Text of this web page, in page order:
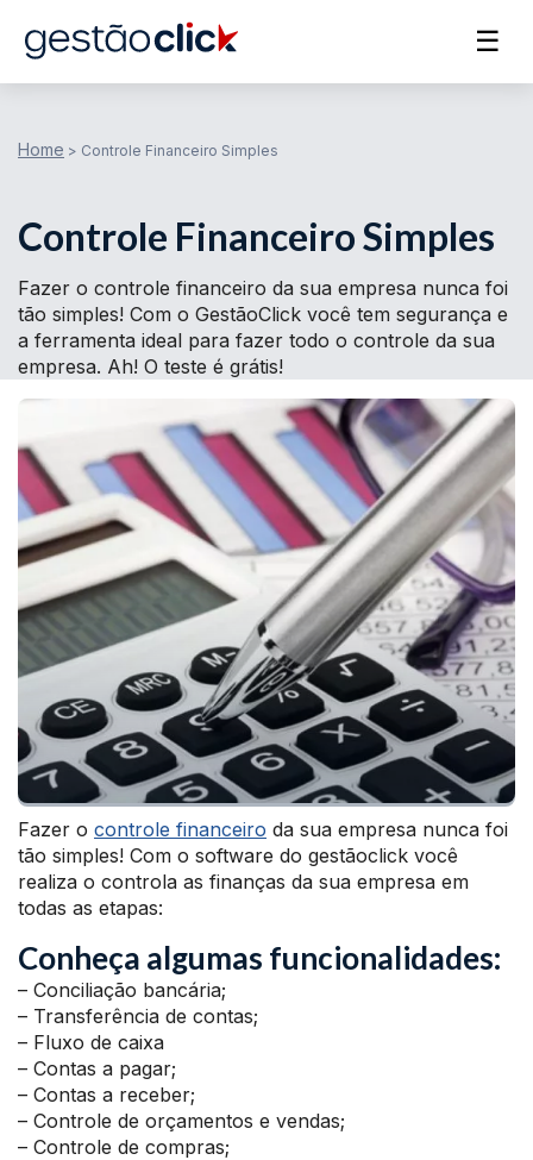
☰
Home > Controle Financeiro Simples
Controle Financeiro Simples
Fazer o controle financeiro da sua empresa nunca foi
tão simples! Com o GestãoClick você tem segurança e
a ferramenta ideal para fazer todo o controle da sua
empresa. Ah! O teste é grátis!
Fazer o controle financeiro da sua empresa nunca foi
tão simples! Com o software do gestãoclick você
realiza o controla as finanças da sua empresa em
todas as etapas:
Conheça algumas funcionalidades:
– Conciliação bancária;
– Transferência de contas;
– Fluxo de caixa
– Contas a pagar;
– Contas a receber;
– Controle de orçamentos e vendas;
– Controle de compras;